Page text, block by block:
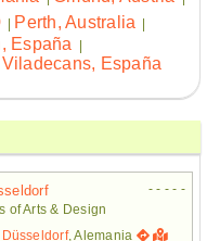
| Perth, Australia |
España |
Viladecans, España
- - - - -
of Arts & Design
Düsseldorf, Alemania